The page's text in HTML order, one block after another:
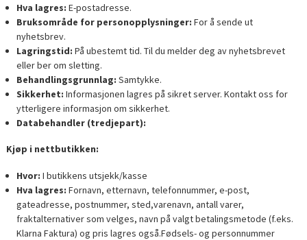
Hva lagres: E-postadresse.
Bruksområde for personopplysninger: For å sende ut
nyhetsbrev.
Lagringstid: På ubestemt tid. Til du melder deg av nyhetsbrevet
eller ber om sletting.
Behandlingsgrunnlag: Samtykke.
Sikkerhet: Informasjonen lagres på sikret server. Kontakt oss for
ytterligere informasjon om sikkerhet.
Databehandler (tredjepart):
Kjøp i nettbutikken:
Hvor: I butikkens utsjekk/kasse
Hva lagres: Fornavn, etternavn, telefonnummer, e-post,
gateadresse, postnummer, sted,varenavn, antall varer,
fraktalternativer som velges, navn på valgt betalingsmetode (f.eks.
Klarna Faktura) og pris lagres også.Fødsels- og personnummer